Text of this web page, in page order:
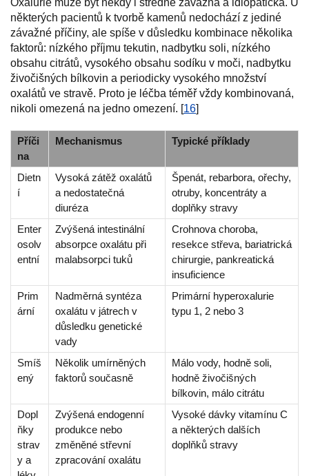
Oxalurie může být někdy i středně závažná a idiopatická. U
některých pacientů k tvorbě kamenů nedochází z jediné
závažné příčiny, ale spíše v důsledku kombinace několika
faktorů: nízkého příjmu tekutin, nadbytku soli, nízkého
obsahu citrátů, vysokého obsahu sodíku v moči, nadbytku
živočišných bílkovin a periodicky vysokého množství
oxalátů ve stravě. Proto je léčba téměř vždy kombinovaná,
nikoli omezená na jedno omezení. [16]
Příči
na
Mechanismus Typické příklady
Dietn
í
Vysoká zátěž oxalátů
a nedostatečná
diuréza
Špenát, rebarbora, ořechy,
otruby, koncentráty a
doplňky stravy
Enter
osolv
entní
Zvýšená intestinální
absorpce oxalátu při
malabsorpci tuků
Crohnova choroba,
resekce střeva, bariatrická
chirurgie, pankreatická
insuficience
Prim
ární
Nadměrná syntéza
oxalátu v játrech v
důsledku genetické
vady
Primární hyperoxalurie
typu 1, 2 nebo 3
Smíš
ený
Několik umírněných
faktorů současně
Málo vody, hodně soli,
hodně živočišných
bílkovin, málo citrátu
Dopl
ňky
strav
y a
Zvýšená endogenní
produkce nebo
změněné střevní
zpracování oxalátu
Vysoké dávky vitamínu C
a některých dalších
doplňků stravy